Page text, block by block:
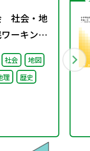
社会・地
ーキング
付資料
社会
地図
理
歴史